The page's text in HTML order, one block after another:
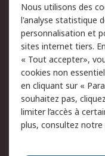
Retours
Track & trace
Legal
Politique de
Politique de
des données -
jour
Nous utilisons des
l'analyse statistique
personnalisation et
sites internet tiers.
« Tout accepter»,
cookies non
en cliquant sur «
souhaitez pas,
limiter l’accès à
plus, consultez notre